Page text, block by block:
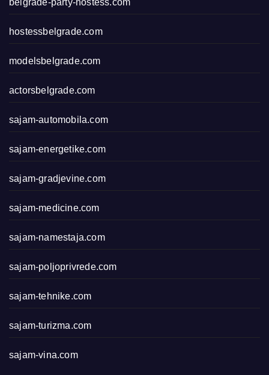
belgrade-party-hostess.com
hostessbelgrade.com
modelsbelgrade.com
actorsbelgrade.com
sajam-automobila.com
sajam-energetike.com
sajam-gradjevine.com
sajam-medicine.com
sajam-namestaja.com
sajam-poljoprivrede.com
sajam-tehnike.com
sajam-turizma.com
sajam-vina.com